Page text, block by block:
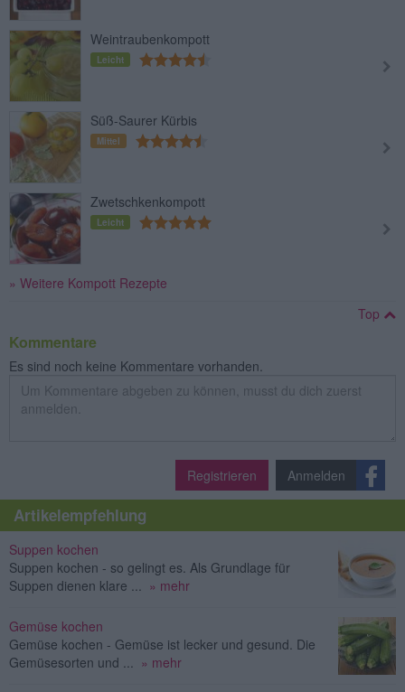
Weintraubenkompott
Leicht
Süß-Saurer Kürbis
Mittel
Zwetschkenkompott
Leicht
» Weitere Kompott Rezepte
Top
Kommentare
Es sind noch keine Kommentare vorhanden.
Registrieren Anmelden
Artikelempfehlung
Suppen kochen
Suppen kochen - so gelingt es. Als Grundlage für
Suppen dienen klare ...
» mehr
Gemüse kochen
Gemüse kochen - Gemüse ist lecker und gesund. Die
Gemüsesorten und ...
» mehr